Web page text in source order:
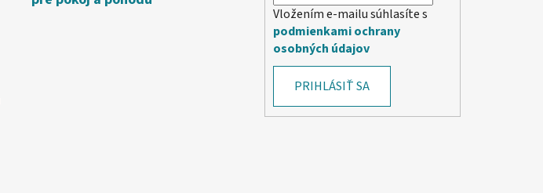
Vložením e-mailu súhlasíte s
podmienkami ochrany
osobných údajov
PRIHLÁSIŤ SA